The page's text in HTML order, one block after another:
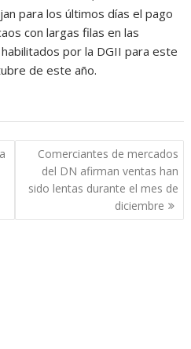
para los últimos días el pago
con largas filas en las
por la DGII para este
de este año.
Comerciantes de mercados
del DN afirman ventas han
sido lentas durante el mes de
diciembre